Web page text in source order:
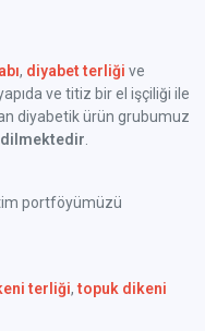
, diyabet terliği ve
ve titiz bir el işçiliği ile
diyabetik ürün grubumuz
portföyümüzü
terliği,topuk dikeni